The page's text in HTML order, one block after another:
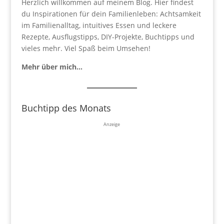
Herzlich willkommen auf meinem Blog. Hier findest
du Inspirationen für dein Familienleben: Achtsamkeit
im Familienalltag, intuitives Essen und leckere
Rezepte, Ausflugstipps, DIY-Projekte, Buchtipps und
vieles mehr. Viel Spaß beim Umsehen!
Mehr über mich…
Buchtipp des Monats
Anzeige